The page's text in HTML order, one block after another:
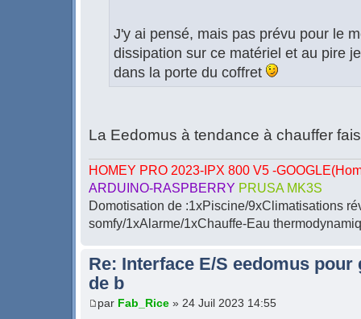
J'y ai pensé, mais pas prévu pour le
dissipation sur ce matériel et au pire
dans la porte du coffret
La Eedomus à tendance à chauffer
HOMEY PRO 2023-IPX 800 V5 -
ARDUINO-RASPBERRY PRUSA MK3S
Domotisation de :1xPiscine/9xClimatisations
somfy/1xAlarme/1xChauffe-Eau
Re: Interface E/S eedomus
de b
par Fab_Rice » 24 Juil 2023 14:55